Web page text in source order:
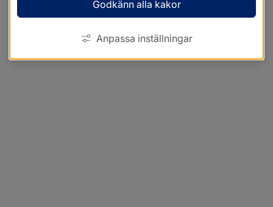
Godkänn alla kakor
Anpassa inställningar